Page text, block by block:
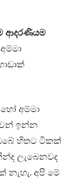
ආදරණියම
අම්මා
ඉන්න
හිතට ටිකක්
ලැබෙනවද
නැහැ. අපි මේ